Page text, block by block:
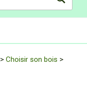
> Choisir son bois >